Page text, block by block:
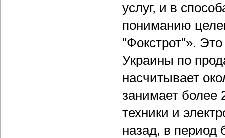
услуг, и в
пониманию
"Фокстрот"».
Украины по
насчитывает
занимает более
техники и
назад, в период